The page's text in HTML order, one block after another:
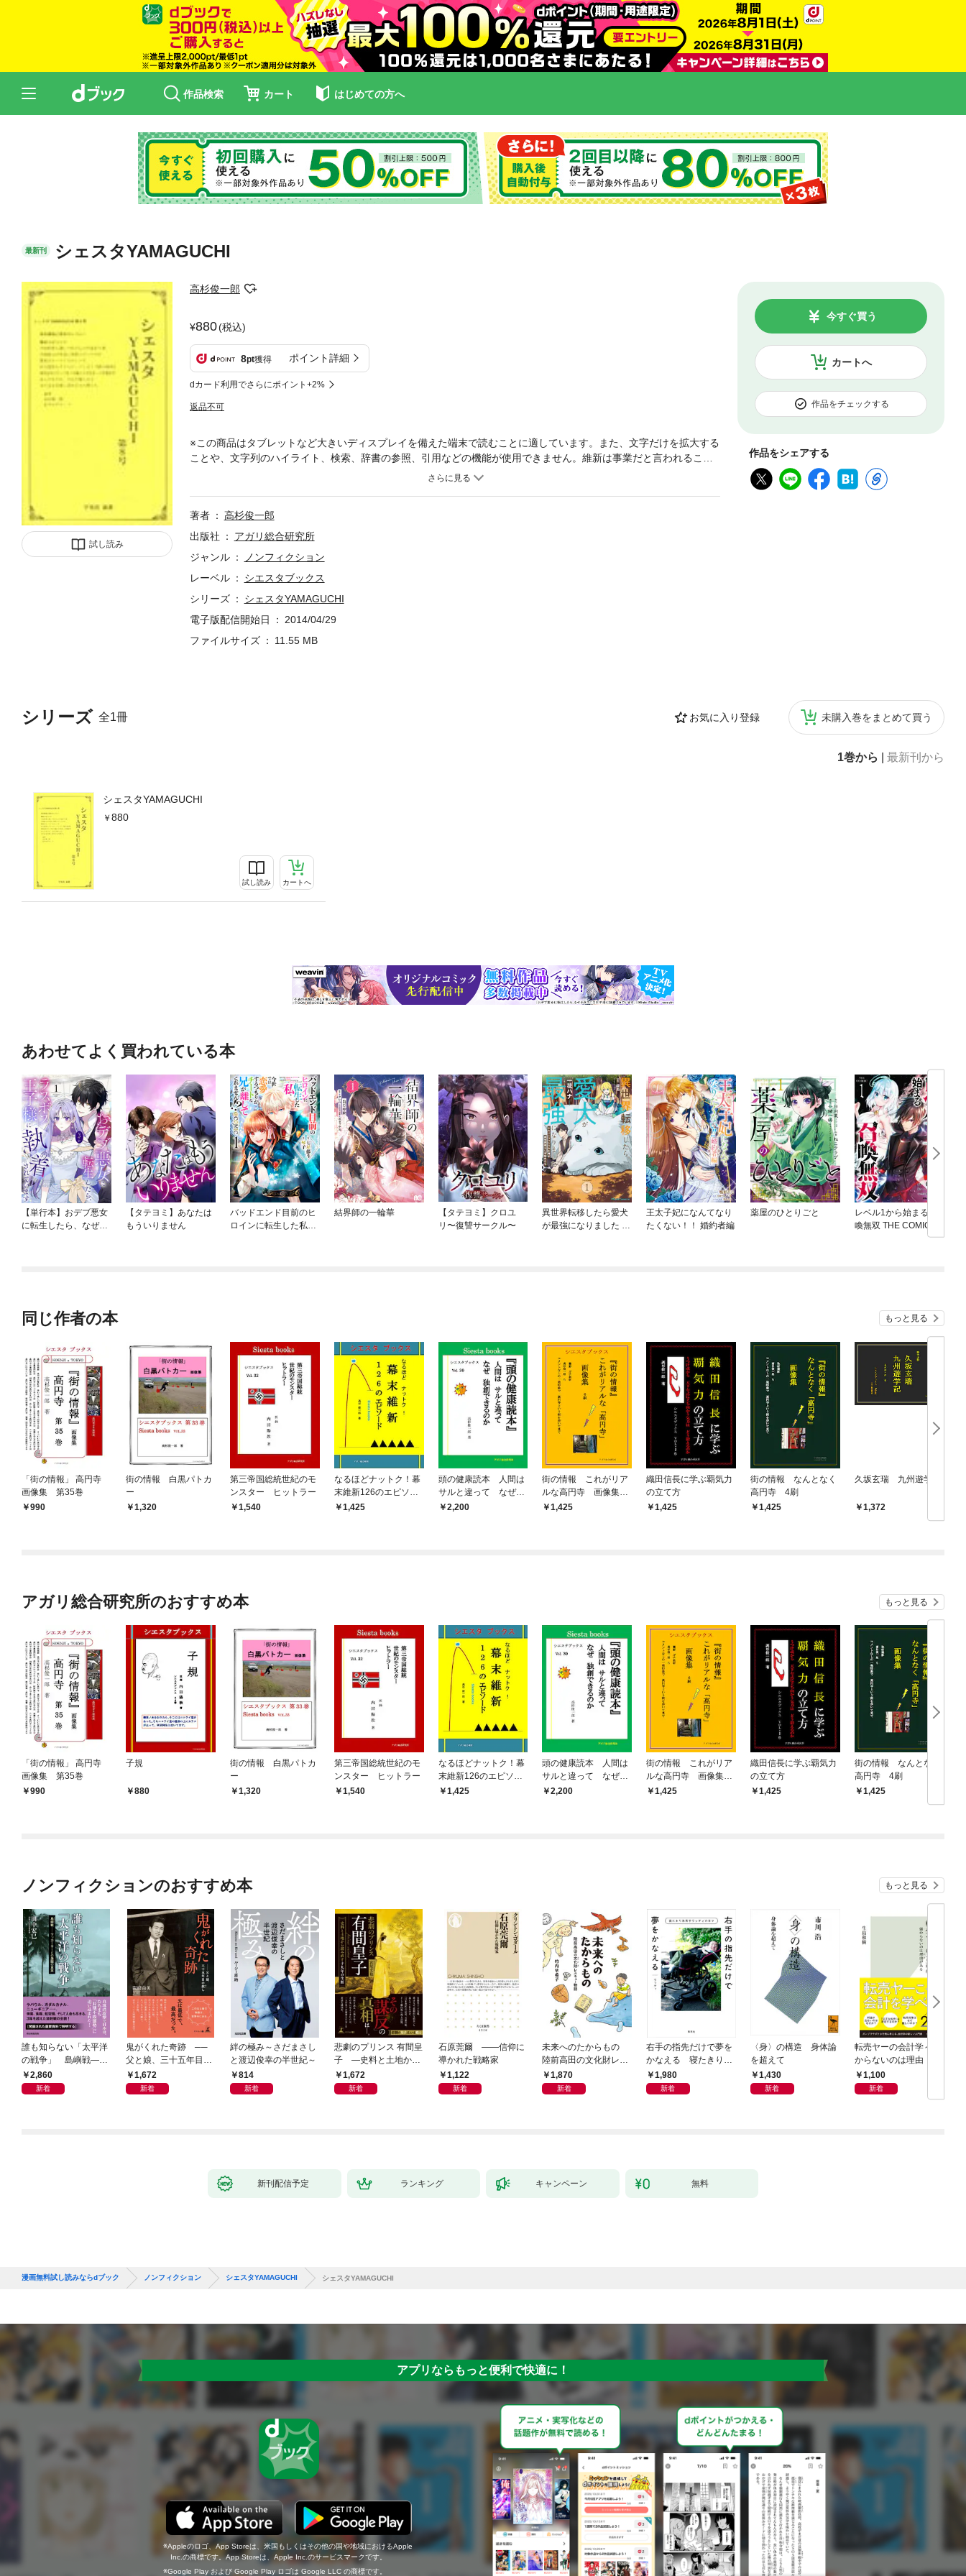
作品検索 カート はじめての方へ
最新刊 シェスタYAMAGUCHI
試し読み
高杉俊一郎
880(税込)
8pt獲得 ポイント詳細
dカード利用でさらにポイント+2%
返品不可
カートへ
今すぐ買う
作品をチェックする
作品をシェアする
シリーズ 全1冊 お気に入り登録 未購入巻をまとめて買う
1巻から 最新刊から
シェスタYAMAGUCHI
880
試し読み カートへ
※この商品はタブレットなど大きいディスプレイを備えた端末で読むことに適しています。また、文字だけを拡大する
ことや、文字列のハイライト、検索、辞書の参照、引用などの機能が使用できません。維新は事業だと言われること
が多い。日本の改革であったけれども、根底にあるのは日本を豊かに、欧米式に生活を変えていくことだった。倒幕
で、坂本龍馬が日本を洗濯していく過程を描いた。
著者
高杉俊一郎
出版社
アガリ総合研究所
ジャンル
ノンフィクション
レーベル
シエスタブックス
シリーズ
シェスタYAMAGUCHI
電子版配信開始日
2014/04/29
ファイルサイズ
11.55 MB
あわせてよく買われている本
【単行本】おデブ悪女
に転生したら、なぜか
【タテヨミ】あなたは
もういりません
バッドエンド目前のヒ
ロインに転生した私、
結界師の一輪華
【タテヨミ】クロユ
リ〜復讐サークル〜
異世界転移したら愛犬
が最強になりました ～
王太子妃になんてなり
たくない！！ 婚約者編
薬屋のひとりごと
レベル1から始まる召
喚無双 THE COMIC
同じ作者の本 もっと見る
「街の情報」 高円寺
画像集 第35巻
990
街の情報 白黒パトカ
ー
1,320
第三帝国総統世紀のモ
ンスター ヒットラー
1,540
なるほどナットク！幕
末維新126のエピソー
ド1,425
頭の健康読本 人間は
サルと違って なぜ独
創できるのか
2,200
街の情報 これがリア
ルな高円寺 画像集
6刷1,425
織田信長に学ぶ覇気力
の立て方
1,425
街の情報 なんとなく
高円寺 4刷
1,425
久坂玄瑞 九州遊学記
1,372
アガリ総合研究所のおすすめ本 もっと見る
「街の情報」 高円寺
画像集 第35巻
990
子規
880
街の情報 白黒パトカ
ー
1,320
第三帝国総統世紀のモ
ンスター ヒットラー
1,540
なるほどナットク！幕
末維新126のエピソー
ド1,425
頭の健康読本 人間は
サルと違って なぜ独
創できるのか
2,200
街の情報 これがリア
ルな高円寺 画像集
6刷1,425
織田信長に学ぶ覇気力
の立て方
1,425
街の情報 なんとなく
高円寺 4刷
1,425
ノンフィクションのおすすめ本 もっと見る
誰も知らない「太平洋
の戦争」 島嶼戦――
マッカーサーとの激闘
の真実
2,860
新着
鬼がくれた奇跡 ──
父と娘、三十五年目の
赦し1,672
新着
絆の極み～さだまさし
と渡辺俊幸の半世紀～
814
新着
悲劇のプリンス 有間皇
子 ―史料と土地から
読み直す十九年の生涯
1,672
新着
石原莞爾 ――信仰に
導かれた戦略家
1,122
新着
未来へのたからもの
陸前高田の文化財レス
キュー物語
1,870
新着
右手の指先だけで夢を
かなえる 寝たきり系
男子ウッディの日々
1,980
新着
〈身〉の構造 身体論
を超えて
1,430
新着
転売ヤーの会計学～儲
からないのは理由（わ
け）がある～
1,100
新着
新刊配信予定 ランキング キャンペーン 無料
漫画無料試し読みならdブック ノンフィクション シェスタYAMAGUCHI シェスタYAMAGUCHI
アプリならもっと便利で快適に！
Appleのロゴ、App Storeは、米国もしくはその他の国や地域におけるApple
Inc.の商標です。App Storeは、Apple Inc.のサービスマークです。
Google Play および Google Play ロゴは Google LLC の商標です。